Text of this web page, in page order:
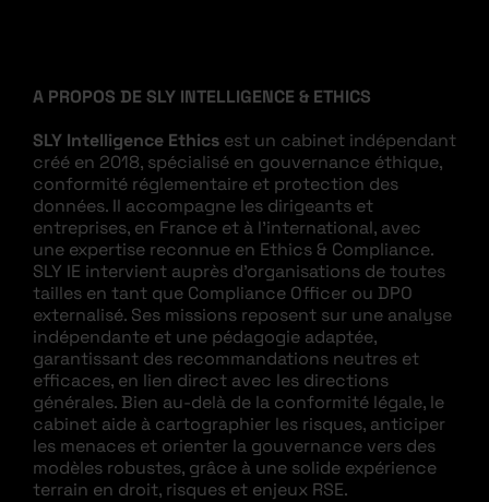
A PROPOS DE SLY INTELLIGENCE & ETHICS
SLY Intelligence Ethics est un cabinet indépendant
créé en 2018, spécialisé en gouvernance éthique,
conformité réglementaire et protection des
données. Il accompagne les dirigeants et
entreprises, en France et à l’international, avec
une expertise reconnue en Ethics & Compliance.
SLY IE intervient auprès d’organisations de toutes
tailles en tant que Compliance Officer ou DPO
externalisé. Ses missions reposent sur une analyse
indépendante et une pédagogie adaptée,
garantissant des recommandations neutres et
efficaces, en lien direct avec les directions
générales. Bien au-delà de la conformité légale, le
cabinet aide à cartographier les risques, anticiper
les menaces et orienter la gouvernance vers des
modèles robustes, grâce à une solide expérience
terrain en droit, risques et enjeux RSE.